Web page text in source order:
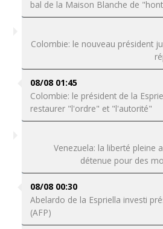
bal de la Maison Blanche de
Colombie: le nouveau président
08/08 01:45
Colombie: le président de la
restaurer "l'ordre" et "l'autorité"
Venezuela: la liberté pleine
détenue pour des
08/08 00:30
Abelardo de la Espriella investi
(AFP)